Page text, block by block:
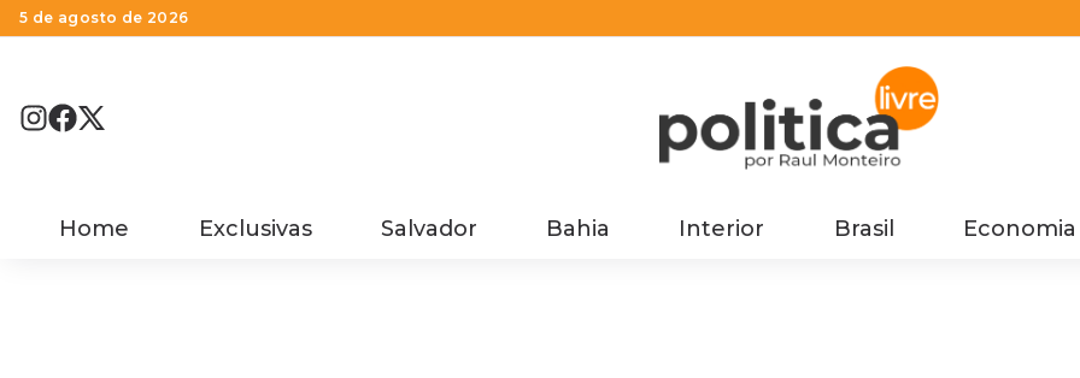
5 de agosto de 2026
Home Exclusivas Salvador Bahia Interior Brasil Economia